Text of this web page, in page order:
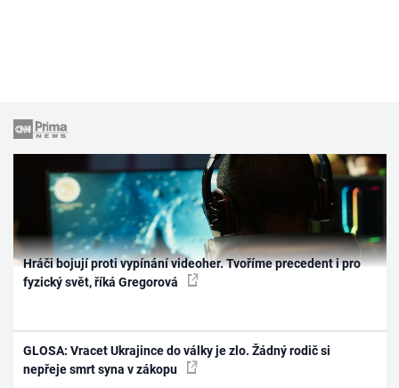
Hráči bojují proti vypínání videoher. Tvoříme precedent i pro
fyzický svět, říká Gregorová
GLOSA: Vracet Ukrajince do války je zlo. Žádný rodič si
nepřeje smrt syna v zákopu